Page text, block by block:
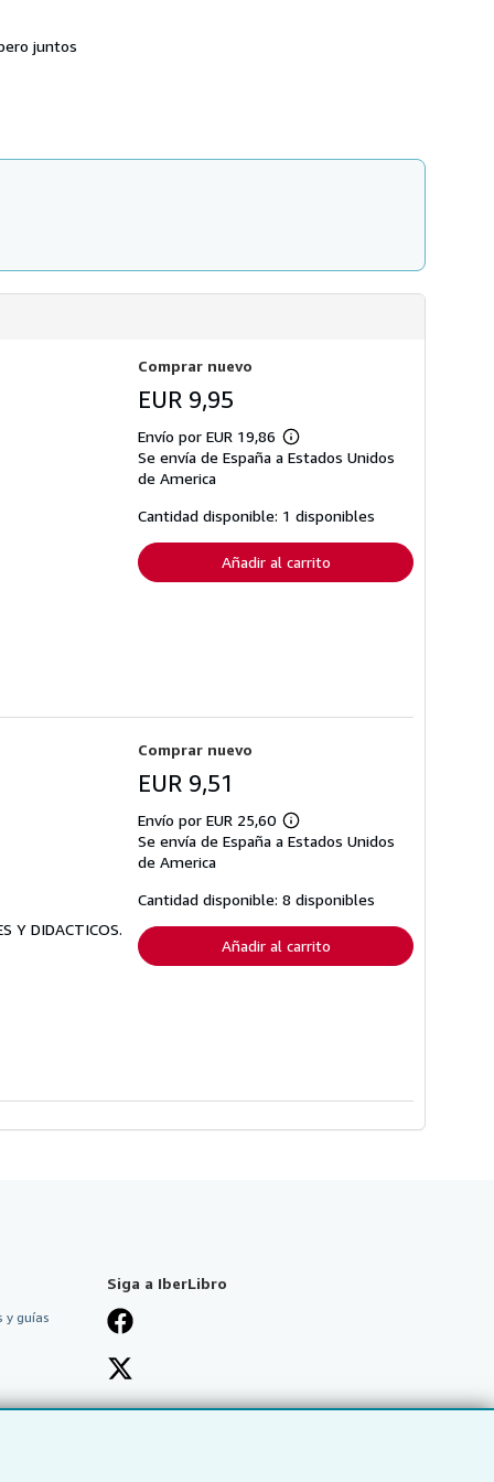
juntos
Comprar nuevo
EUR 9,95
Envío por EUR 19,86
Más
información
tarifas
de
envío
Se envía de España a Estados Unidos
de America
Cantidad disponible: 1 disponibles
Añadir al carrito
Y DIDACTICOS.
Comprar nuevo
EUR 9,51
Envío por EUR 25,60
Más
información
tarifas
de
envío
Se envía de España a Estados Unidos
de America
Cantidad disponible: 8 disponibles
Añadir al carrito
y guías
Siga a IberLibro